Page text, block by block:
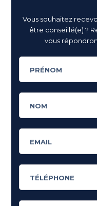
Vous souhaitez
être conseillé(e) ?
vous